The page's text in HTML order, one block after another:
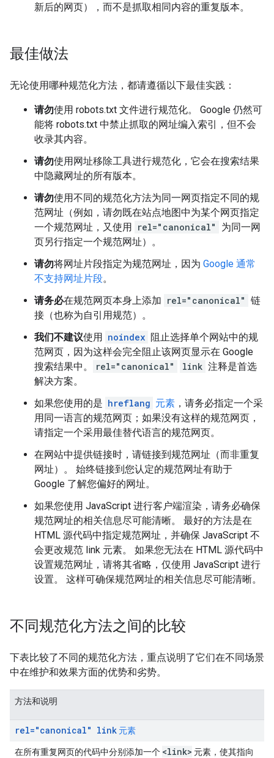
新后的网页），而不是抓取相同内容的重复版本。
最佳做法
无论使用哪种规范化方法，都请遵循以下最佳实践：
请勿使用 robots.txt 文件进行规范化。 Google 仍然可
能将 robots.txt 中禁止抓取的网址编入索引，但不会
收录其内容。
请勿使用网址移除工具进行规范化，它会在搜索结果
中隐藏网址的所有版本。
请勿使用不同的规范化方法为同一网页指定不同的规
范网址（例如，请勿既在站点地图中为某个网页指定
一个规范网址，又使用 rel="canonical"
为同一网
页另行指定一个规范网址）。
请勿将网址片段指定为规范网址，因为 Google 通常
不支持网址片段。
请务必在规范网页本身上添加 rel="canonical" 链
接（也称为自引用规范）。
我们不建议使用 noindex 阻止选择单个网站中的规
范网页，因为这样会完全阻止该网页显示在 Google
搜索结果中。
rel="canonical" link 注释是首选
解决方案。
如果您使用的是 hreflang 元素 ，请务必指定一个采
用同一语言的规范网页；如果没有这样的规范网页，
请指定一个采用最佳替代语言的规范网页。
在网站中提供链接时，请链接到规范网址（而非重复
网址）。 始终链接到您认定的规范网址有助于
Google 了解您偏好的网址。
如果您使用 JavaScript 进行客户端渲染，请务必确保
规范网址的相关信息尽可能清晰。 最好的方法是在
HTML 源代码中指定规范网址，并确保 JavaScript 不
会更改规范 link 元素。 如果您无法在 HTML 源代码中
设置规范网址，请将其省略，仅使用 JavaScript 进行
设置。 这样可确保规范网址的相关信息尽可能清晰。
不同规范化方法之间的比较
下表比较了不同的规范化方法，重点说明了它们在不同场景
中在维护和效果方面的优势和劣势。
方法和说明
rel="canonical" link 元素
在所有重复网页的代码中分别添加一个 <link> 元素，使其指向